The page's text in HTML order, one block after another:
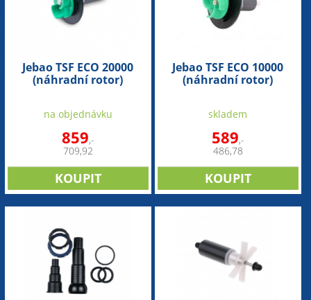
Jebao TSF ECO 20000
(náhradní rotor)
na objednávku
859,-
709,92
Jebao TSF ECO 10000
(náhradní rotor)
skladem
589,-
486,78